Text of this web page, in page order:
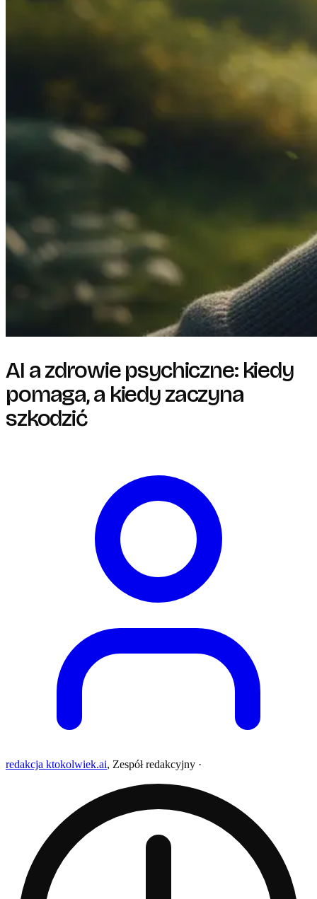
AI a zdrowie psychiczne: kiedy
pomaga, a kiedy zaczyna
szkodzić
redakcja ktokolwiek.ai, Zespół redakcyjny ·